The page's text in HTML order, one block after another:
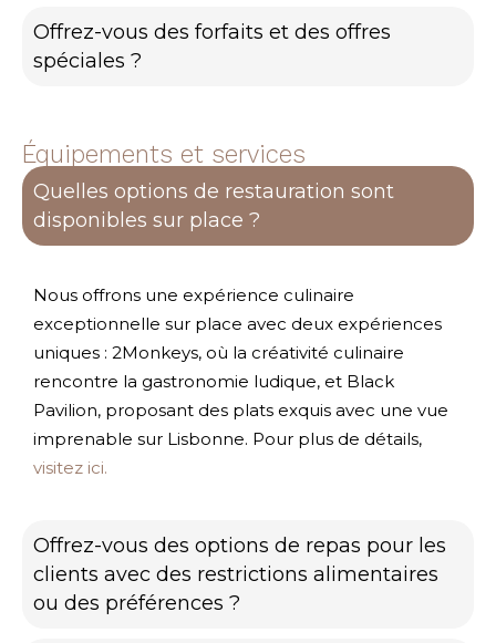
Offrez-vous des forfaits et des offres
spéciales ?
Équipements et services
Quelles options de restauration sont
disponibles sur place ?
Nous offrons une expérience culinaire
exceptionnelle sur place avec deux expériences
uniques : 2Monkeys, où la créativité culinaire
rencontre la gastronomie ludique, et Black
Pavilion, proposant des plats exquis avec une vue
imprenable sur Lisbonne. Pour plus de détails,
visitez ici.
Offrez-vous des options de repas pour les
clients avec des restrictions alimentaires
ou des préférences ?